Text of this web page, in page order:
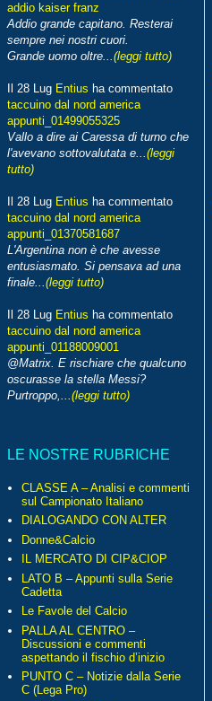
addio kaiser franz
Addio grande capitano. Resterai
sempre nei nostri cuori.
Grande uomo oltre...(leggi tutto)
Il 28 Lug Entius ha commentato
taccuino dal nord america
appunti_01499055325
Vallo a dire ai Caressa di turno che
l'avevano sottovalutata e...(leggi
tutto)
Il 28 Lug Entius ha commentato
taccuino dal nord america
appunti_01370581687
L'Argentina non è che avesse
entusiasmato. Si pensava ad una
finale...(leggi tutto)
Il 28 Lug Entius ha commentato
taccuino dal nord america
appunti_01188009001
@Matrix. E rischiare che qualcuno
oscurasse la stella Messi?
Purtroppo,...(leggi tutto)
LE NOSTRE RUBRICHE
CLASSE A – Analisi e commenti
sul Campionato Italiano
DIALOGANDO CON ALTER
Donne&Calcio
IL MERCATO DI CIP&CIOP
LATO B – Appunti sulla Serie
Cadetta
Le Favole del Calcio
PALLA AL CENTRO –
Discussioni e commenti
aspettando il fischio d’inizio
PUNTO C – Notizie dalla Serie
C (Lega Pro)